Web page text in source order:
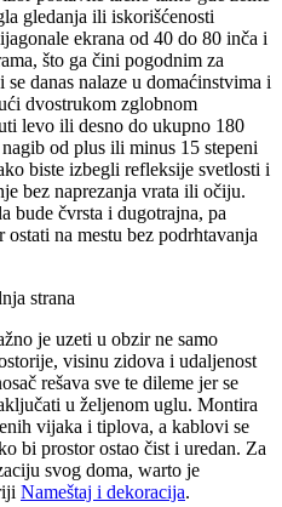
gledanja ili iskorišćenosti
ekrana od 40 do 80 inča i
što ga čini pogodnim za
danas nalaze u domaćinstvima i
dvostrukom zglobnom
levo ili desno do ukupno 180
od plus ili minus 15 stepeni
biste izbegli refleksije svetlosti i
bez naprezanja vrata ili očiju.
bude čvrsta i dugotrajna, pa
na mestu bez podrhtavanja
je uzeti u obzir ne samo
visinu zidova i udaljenost
rešava sve te dileme jer se
u željenom uglu. Montira
vijaka i tiplova, a kablovi se
bi prostor ostao čist i uredan. Za
svog doma, warto je
Nameštaj i dekoracija.